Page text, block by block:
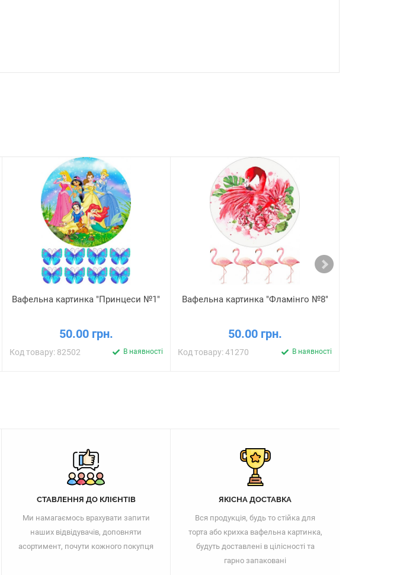
Вафельна картинка "Принцеси №1"
50.00 грн.
Код товару: 82502 В наявності
Вафельна картинка "Фламінго №8"
50.00 грн.
Код товару: 41270 В наявності
СТАВЛЕННЯ ДО КЛІЄНТІВ
Ми намагаємось врахувати запити
наших відвідувачів, доповняти
асортимент, почути кожного покупця
ЯКІСНА ДОСТАВКА
Вся продукція, будь то стійка для
торта або крихка вафельна картинка,
будуть доставлені в цілісності та
гарно запаковані